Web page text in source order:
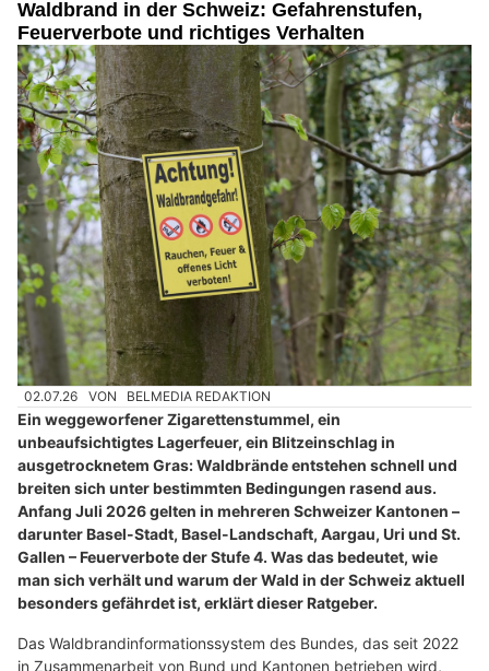
Waldbrand in der Schweiz: Gefahrenstufen,
Feuerverbote und richtiges Verhalten
02.07.26 VON BELMEDIA REDAKTION
Ein weggeworfener Zigarettenstummel, ein
unbeaufsichtigtes Lagerfeuer, ein Blitzeinschlag in
ausgetrocknetem Gras: Waldbrände entstehen schnell und
breiten sich unter bestimmten Bedingungen rasend aus.
Anfang Juli 2026 gelten in mehreren Schweizer Kantonen –
darunter Basel-Stadt, Basel-Landschaft, Aargau, Uri und St.
Gallen – Feuerverbote der Stufe 4. Was das bedeutet, wie
man sich verhält und warum der Wald in der Schweiz aktuell
besonders gefährdet ist, erklärt dieser Ratgeber.
Das Waldbrandinformationssystem des Bundes, das seit 2022
in Zusammenarbeit von Bund und Kantonen betrieben wird,